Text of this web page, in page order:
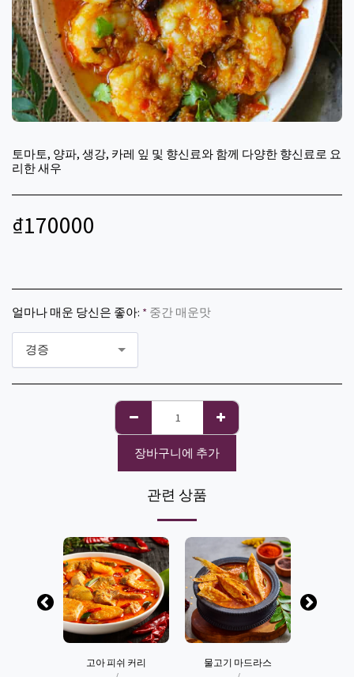
토마토, 양파, 생강, 카레 잎 및 향신료와 함께 다양한 향신료로 요
리한 새우
₫170000
얼마나 매운 당신은 좋아: * 중간 매운맛
경증
장바구니에 추가
관련 상품
고아 피쉬 커리 물고기 마드라스